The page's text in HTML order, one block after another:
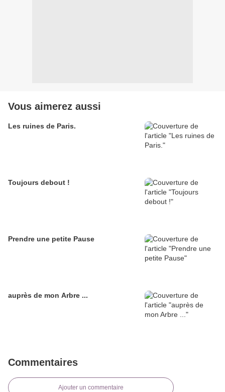
Vous aimerez aussi
Les ruines de Paris.
Toujours debout !
Prendre une petite Pause
auprès de mon Arbre ...
Commentaires
Ajouter un commentaire